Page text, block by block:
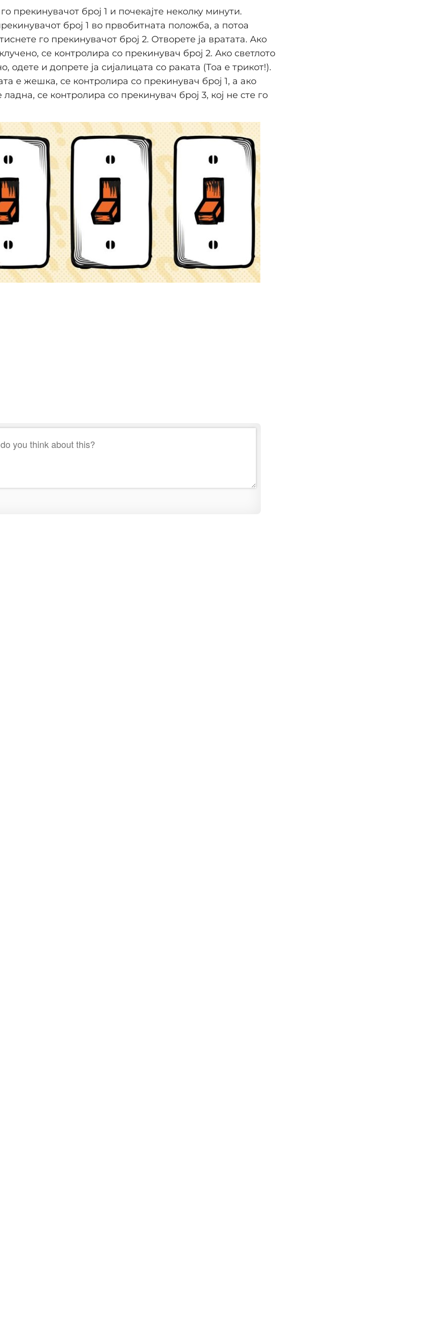
прекинувачот број 1 и почекајте неколку минути.
број 1 во првобитната положба, а потоа
го прекинувачот број 2. Отворете ја вратата. Ако
се контролира со прекинувач број 2. Ако светлото
одете и допрете ја сијалицата со раката (Тоа е трикот!).
е жешка, се контролира со прекинувач број 1, а ако
ладна, се контролира со прекинувач број 3, кој не сте го